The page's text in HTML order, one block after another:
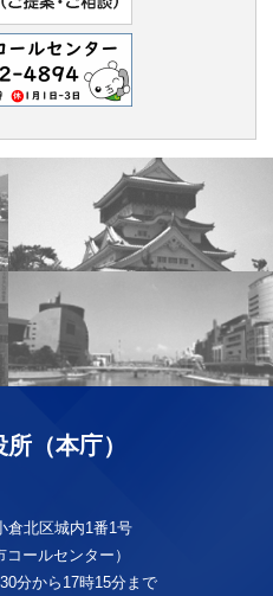
（本庁）
北区城内1番1号
ールセンター）
分から17時15分まで